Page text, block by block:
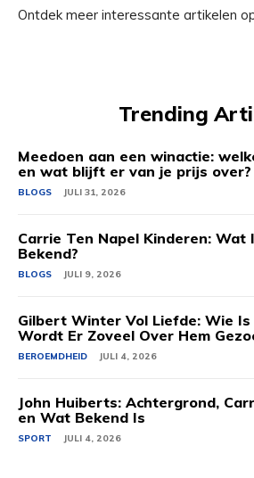
Ontdek meer interessante artikelen
Trending
Meedoen aan een winactie:
en wat blijft er van je prijs over?
BLOGS JULI 31, 2026
Carrie Ten Napel Kinderen: Wat
Bekend?
BLOGS JULI 9, 2026
Gilbert Winter Vol Liefde: Wie
Wordt Er Zoveel Over Hem
BEROEMDHEID JULI 4, 2026
John Huiberts: Achtergrond,
en Wat Bekend Is
SPORT JULI 4, 2026